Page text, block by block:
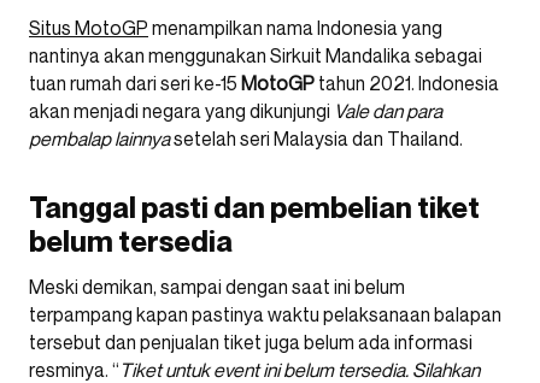
Situs MotoGP menampilkan nama Indonesia yang
nantinya akan menggunakan Sirkuit Mandalika sebagai
tuan rumah dari seri ke-15 MotoGP tahun 2021. Indonesia
akan menjadi negara yang dikunjungi Vale dan para
pembalap lainnyasetelah seri Malaysia dan Thailand.
Tanggal pasti dan pembelian tiket
belum tersedia
Meski demikan, sampai dengan saat ini belum
terpampang kapan pastinya waktu pelaksanaan balapan
tersebut dan penjualan tiket juga belum ada informasi
resminya. “ Tiket untuk event ini belum tersedia. Silahkan